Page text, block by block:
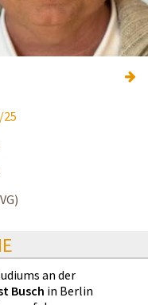
25
an der
Busch in Berlin